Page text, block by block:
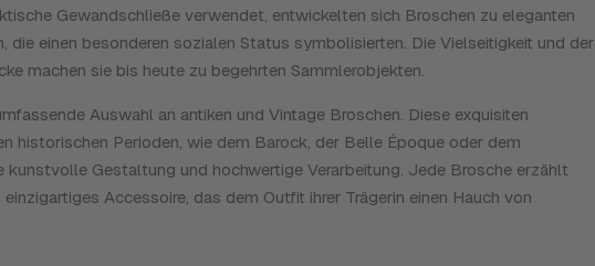
Gewandschließe verwendet, entwickelten sich Broschen zu eleganten
die einen besonderen sozialen Status symbolisierten. Die Vielseitigkeit und der
machen sie bis heute zu begehrten Sammlerobjekten.
Auswahl an antiken und Vintage Broschen. Diese exquisiten
historischen Perioden, wie dem Barock, der Belle Époque oder dem
kunstvolle Gestaltung und hochwertige Verarbeitung. Jede Brosche erzählt
Accessoire, das dem Outfit ihrer Trägerin einen Hauch von